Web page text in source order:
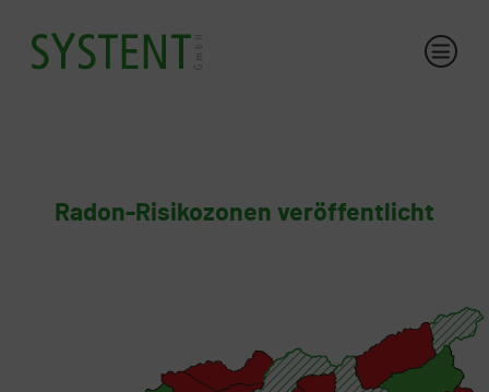
Radon-Risikozonen veröffentlicht